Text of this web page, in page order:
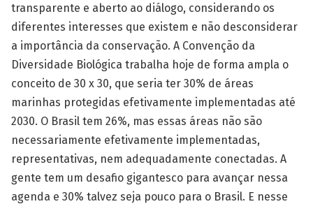
transparente e aberto ao diálogo, considerando os
diferentes interesses que existem e não desconsiderar
a importância da conservação. A Convenção da
Diversidade Biológica trabalha hoje de forma ampla o
conceito de 30 x 30, que seria ter 30% de áreas
marinhas protegidas efetivamente implementadas até
2030. O Brasil tem 26%, mas essas áreas não são
necessariamente efetivamente implementadas,
representativas, nem adequadamente conectadas. A
gente tem um desafio gigantesco para avançar nessa
agenda e 30% talvez seja pouco para o Brasil. E nesse